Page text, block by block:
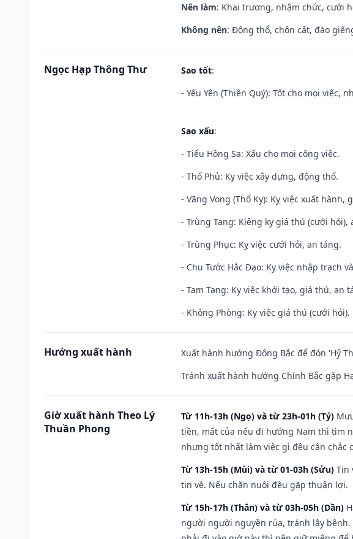
Nên làm: Khai trương, nhậm chức, cưới
Không nên: Động thổ, chôn cất, đào
Ngọc Hạp Thông Thư Sao tốt:
- Yếu Yên (Thiên Quý): Tốt cho mọi việc,
Sao xấu:
- Tiểu Hồng Sa: Xấu cho mọi công việc.
- Thổ Phủ: Kỵ việc xây dựng, động thổ.
- Vãng Vong (Thổ Kỵ): Kỵ việc xuất
- Trùng Tang: Kiêng kỵ giá thú (cưới
- Trùng Phục: Kỵ việc cưới hỏi, an táng.
- Chu Tước Hắc Đạo: Kỵ việc nhập trạch
- Tam Tang: Kỵ việc khởi tạo, giá thú, an
- Không Phòng: Kỵ việc giá thú (cưới hỏi).
Hướng xuất hành
Xuất hành hướng Đông Bắc để đón 'Hỷ
Tránh xuất hành hướng Chính Bắc gặp
Giờ xuất hành Theo Lý
Thuần Phong
Từ 11h-13h (Ngọ) và từ 23h-01h (Tý)
tiền, mất của nếu đi hướng Nam thì tìm
nhưng tốt nhất làm việc gì đều cần chắc
Từ 13h-15h (Mùi) và từ 01-03h (Sửu) Tin
tin về. Nếu chăn nuôi đều gặp thuận lợi.
Từ 15h-17h (Thân) và từ 03h-05h (Dần)
người người nguyền rủa, tránh lây